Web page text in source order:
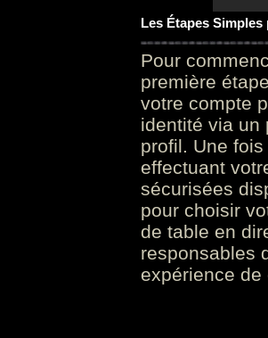
Les Étapes
Pour
première
votre compte
identité via un
profil. Une
effectuant
sécurisées
pour choisir
de table en
responsables
expérience